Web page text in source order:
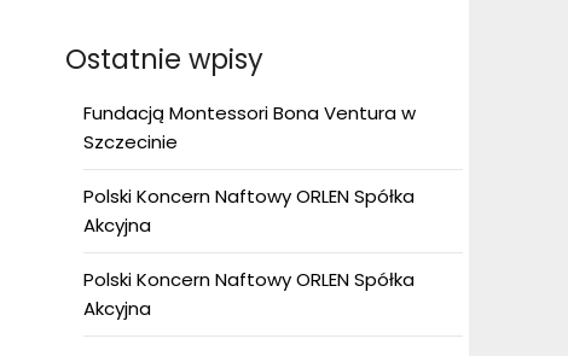
Ostatnie wpisy
Fundacją Montessori Bona Ventura w
Szczecinie
Polski Koncern Naftowy ORLEN Spółka
Akcyjna
Polski Koncern Naftowy ORLEN Spółka
Akcyjna